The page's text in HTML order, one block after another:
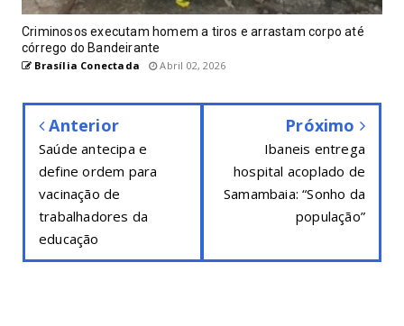
Criminosos executam homem a tiros e arrastam corpo até
córrego do Bandeirante
Brasília Conectada Abril 02, 2026
Anterior
Saúde antecipa e
define ordem para
vacinação de
trabalhadores da
educação
Próximo
Ibaneis entrega
hospital acoplado de
Samambaia: “Sonho da
população”